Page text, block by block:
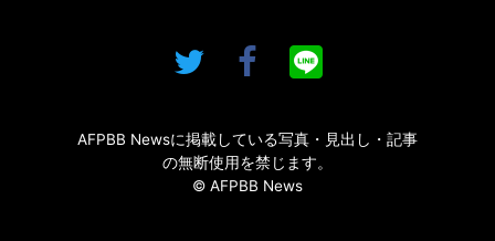
AFPBB Newsに掲載している写真・見出し・記事
の無断使用を禁じます。
© AFPBB News